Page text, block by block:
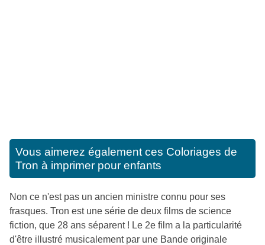
Vous aimerez également ces Coloriages de
Tron à imprimer pour enfants
Non ce n'est pas un ancien ministre connu pour ses
frasques. Tron est une série de deux films de science
fiction, que 28 ans séparent ! Le 2e film a la particularité
d'être illustré musicalement par une Bande originale